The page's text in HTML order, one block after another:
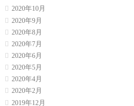
2020年10月
2020年9月
2020年8月
2020年7月
2020年6月
2020年5月
2020年4月
2020年2月
2019年12月